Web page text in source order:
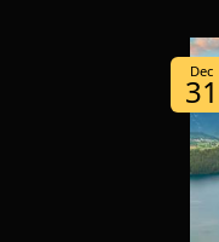
Dec
31